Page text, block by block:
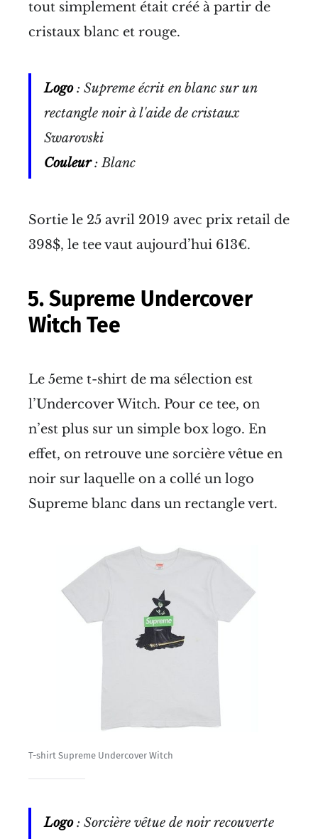
tout simplement était créé à partir de
cristaux blanc et rouge.
Logo: Supreme écrit en blanc sur un
rectangle noir à l'aide de cristaux
Swarovski
Couleur: Blanc
Sortie le 25 avril 2019 avec prix retail de
398$, le tee vaut aujourd’hui 613€.
5. Supreme Undercover
Witch Tee
Le 5eme t-shirt de ma sélection est
l’Undercover Witch. Pour ce tee, on
n’est plus sur un simple box logo. En
effet, on retrouve une sorcière vêtue en
noir sur laquelle on a collé un logo
Supreme blanc dans un rectangle vert.
T-shirt Supreme Undercover Witch
Logo: Sorcière vêtue de noir recouverte